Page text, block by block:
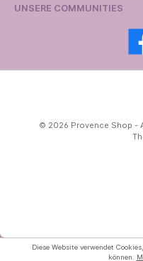
UNSERE COMMUNITIES
© 2026 Provence Shop -
Diese Website verwendet
können.